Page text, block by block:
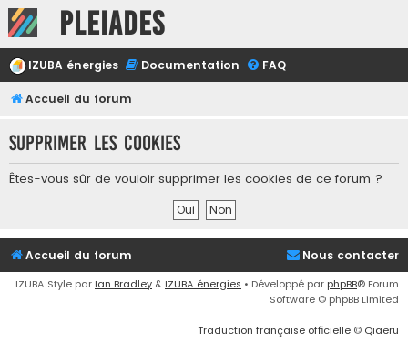
Pleiades
IZUBA énergies Documentation FAQ
Accueil du forum
Supprimer les cookies
Êtes-vous sûr de vouloir supprimer les cookies de ce forum ?
Accueil du forum Nous contacter
IZUBA Style par Ian Bradley & IZUBA énergies • Développé par phpBB® Forum
Software © phpBB Limited
Traduction française officielle © Qiaeru